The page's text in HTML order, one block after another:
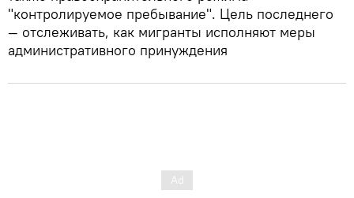
"контролируемое пребывание". Цель последнего
— отслеживать, как мигранты исполняют меры
административного принуждения